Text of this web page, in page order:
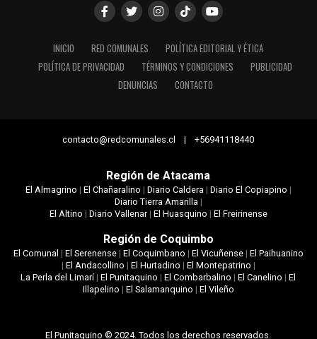
INICIO RED COMUNALES
POLÍTICA EDITORIAL Y ÉTICA
POLÍTICA DE PRIVACIDAD
TÉRMINOS Y CONDICIONES
PUBLICIDAD
DENUNCIAS
CONTACTO
contacto@redcomunales.cl | +56941118440
Región de Atacama
El Almagrino | El Chañaralino | Diario Caldera| Diario El Copiapino |
Diario Tierra Amarilla|
El Altino | Diario Vallenar| El Huasquino | El Freirinense
Región de Coquimbo
El Comunal | El Serenense| El Coquimbano | El Vicuñense| El Paihuanino
| El Andacollino | El Hurtadino | El Montepatrino |
La Perla del Limarí|El Punitaquino |El Combarbalino |El Canelino |El
Illapelino | El Salamanquino | El Vileño
El Punitaquino © 2024. Todos los derechos reservados.